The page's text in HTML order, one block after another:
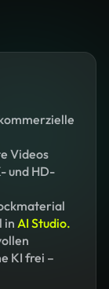
Videos
und HD-
in AI Studio.
KI frei –